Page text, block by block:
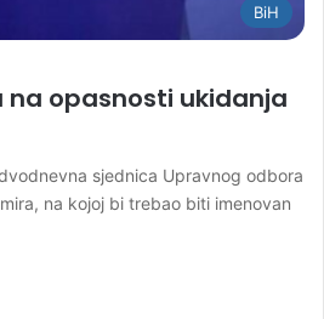
BiH
na opasnosti ukidanja
sjednica Upravnog odbora
na kojoj bi trebao biti imenovan